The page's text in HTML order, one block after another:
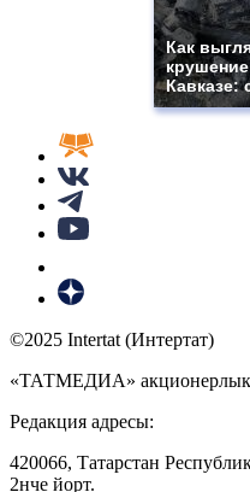
Как
Кавказе:
©2025 Intertat (Интертат)
«ТАТМЕДИА» акционерлык
Редакция адресы:
420066, Татарстан
2нче йорт.